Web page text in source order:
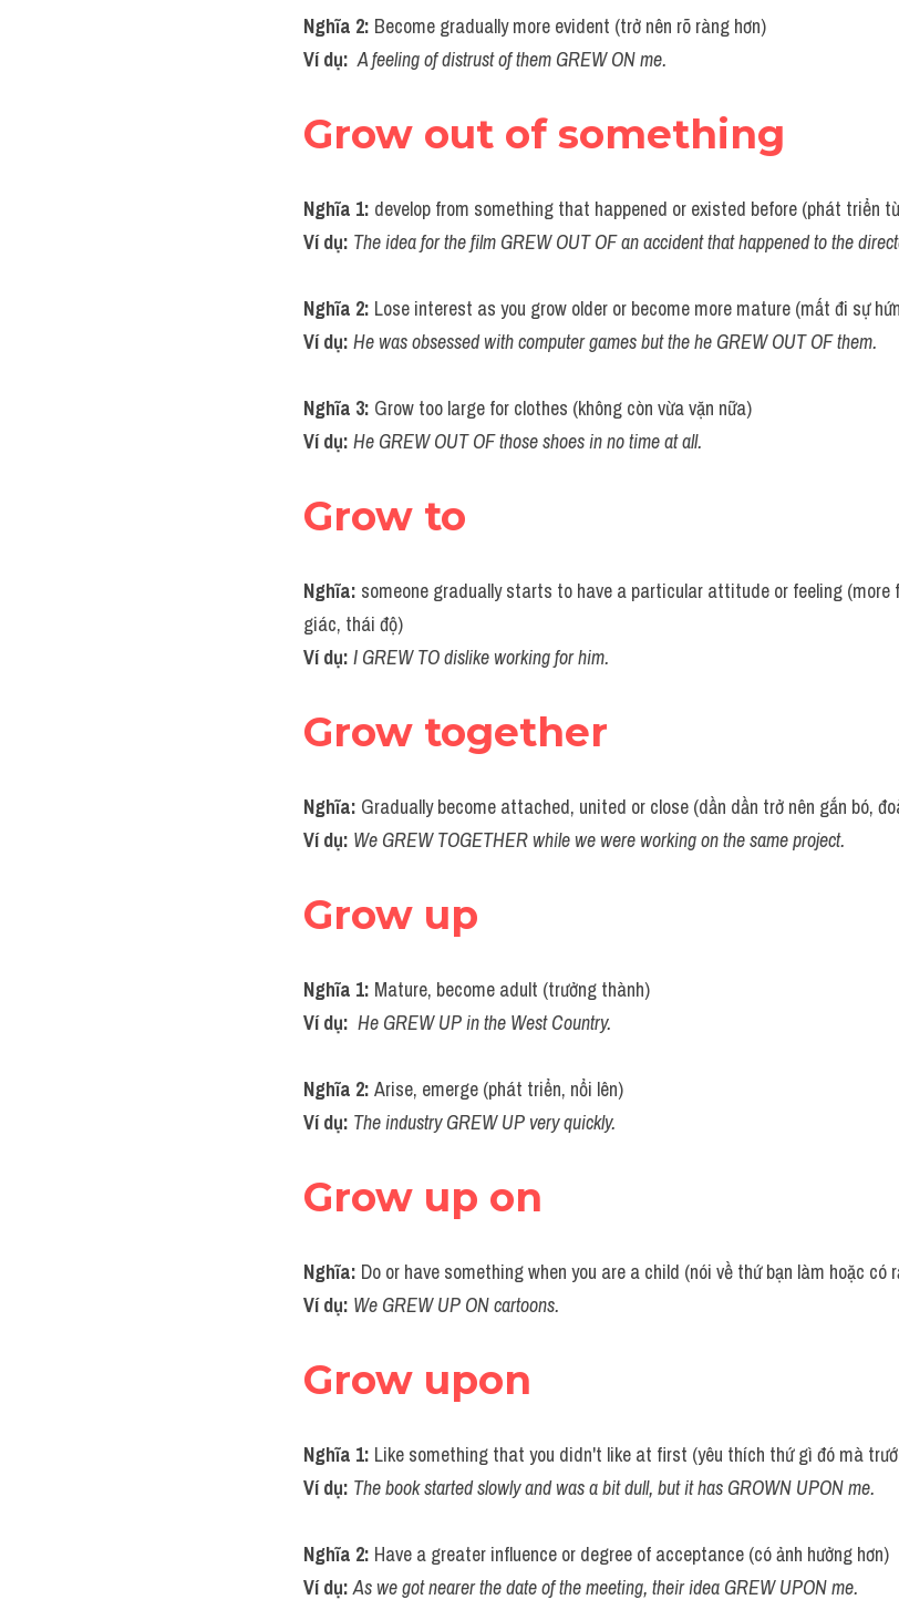
Nghĩa 2: Become gradually more evident (trở nên rõ ràng hơn)
Ví dụ: A feeling of distrust of them GREW ON me.
Grow out of something
Nghĩa 1: develop from something that happened or existed before (phát triển
Ví dụ: The idea for the film GREW OUT OF an accident that happened to the
Nghĩa 2: Lose interest as you grow older or become more mature (mất đi sự
Ví dụ: He was obsessed with computer games but the he GREW OUT OF them.
Nghĩa 3: Grow too large for clothes (không còn vừa vặn nữa)
Ví dụ: He GREW OUT OF those shoes in no time at all.
Grow to
Nghĩa: someone gradually starts to have a particular attitude or feeling (more
giác, thái độ)
Ví dụ: I GREW TO dislike working for him.
Grow together
Nghĩa: Gradually become attached, united or close (dần dần trở nên gắn bó,
Ví dụ: We GREW TOGETHER while we were working on the same project.
Grow up
Nghĩa 1: Mature, become adult (trưởng thành)
Ví dụ: He GREW UP in the West Country.
Nghĩa 2: Arise, emerge (phát triển, nổi lên)
Ví dụ: The industry GREW UP very quickly.
Grow up on
Nghĩa: Do or have something when you are a child (nói về thứ bạn làm hoặc có
Ví dụ: We GREW UP ON cartoons.
Grow upon
Nghĩa 1: Like something that you didn't like at first (yêu thích thứ gì đó mà
Ví dụ: The book started slowly and was a bit dull, but it has GROWN UPON me.
Nghĩa 2: Have a greater influence or degree of acceptance (có ảnh hưởng hơn)
Ví dụ: As we got nearer the date of the meeting, their idea GREW UPON me.